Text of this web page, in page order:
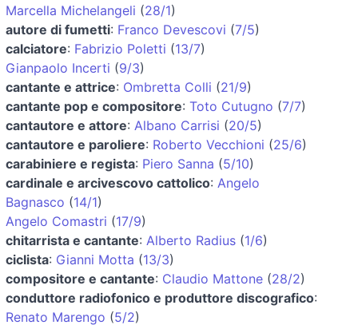
Marcella Michelangeli (28/1)
autore di fumetti: Franco Devescovi (7/5)
calciatore: Fabrizio Poletti (13/7)
Gianpaolo Incerti (9/3)
cantante e attrice: Ombretta Colli (21/9)
cantante pop e compositore: Toto Cutugno (7/7)
cantautore e attore: Albano Carrisi (20/5)
cantautore e paroliere: Roberto Vecchioni (25/6)
carabiniere e regista: Piero Sanna (5/10)
cardinale e arcivescovo cattolico: Angelo
Bagnasco (14/1)
Angelo Comastri (17/9)
chitarrista e cantante: Alberto Radius (1/6)
ciclista: Gianni Motta (13/3)
compositore e cantante: Claudio Mattone (28/2)
conduttore radiofonico e produttore discografico:
Renato Marengo (5/2)